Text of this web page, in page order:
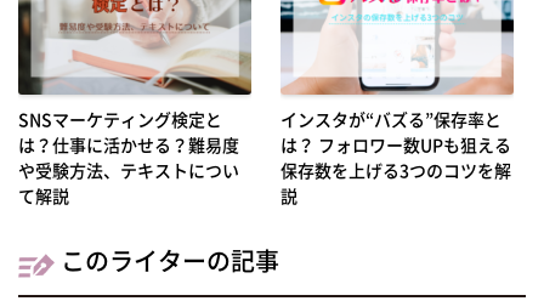
SNSマーケティング検定と
は？仕事に活かせる？難易度
や受験方法、テキストについ
て解説
インスタが“バズる”保存率と
は？ フォロワー数UPも狙える
保存数を上げる3つのコツを解
説
このライターの記事